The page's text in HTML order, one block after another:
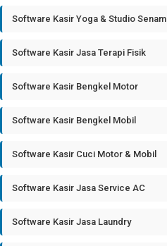
Software Kasir Yoga & Studio Senam
Software Kasir Jasa Terapi Fisik
Software Kasir Bengkel Motor
Software Kasir Bengkel Mobil
Software Kasir Cuci Motor & Mobil
Software Kasir Jasa Service AC
Software Kasir Jasa Laundry